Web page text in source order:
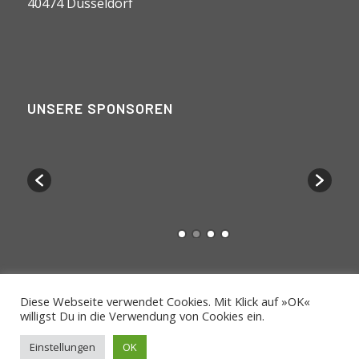
UNSERE SPONSOREN
Copyright © ASC Düsseldorf
Datenschutz
Impressum
Diese Webseite verwendet Cookies. Mit Klick auf »OK«
willigst Du in die Verwendung von Cookies ein.
Einstellungen OK